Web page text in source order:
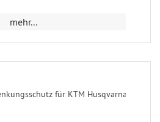
mehr...